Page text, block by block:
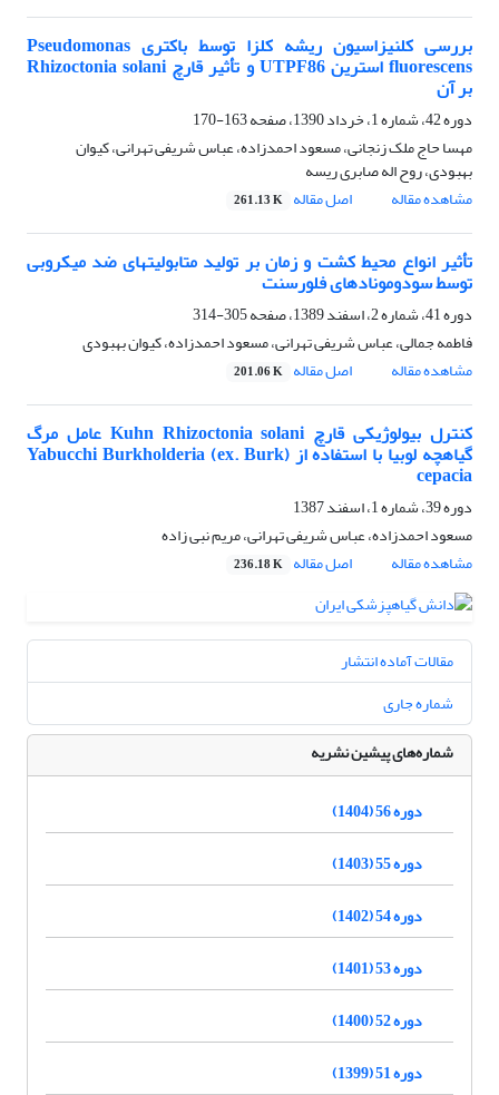
بررسی کلنیزاسیون ریشه کلزا توسط باکتری Pseudomonas
fluorescens استرین UTPF86 و تأثیر قارچ Rhizoctonia solani
بر آن
دوره 42، شماره 1، خرداد 1390، صفحه
163-170
مهسا حاج ملک زنجانی، مسعود احمدزاده، عباس شریفی تهرانی، کیوان
بهبودی، روح اله صابری ریسه
مشاهده مقاله
اصل مقاله 261.13 K
تأثیر انواع محیط کشت و زمان بر تولید متابولیت‎های ضد میکروبی
توسط سودومونادهای فلورسنت
دوره 41، شماره 2، اسفند 1389، صفحه
305-314
فاطمه جمالی، عباس شریفی تهرانی، مسعود احمدزاده، کیوان بهبودی
مشاهده مقاله
اصل مقاله 201.06 K
کنترل بیولوژیکی قارچ Kuhn Rhizoctonia solani عامل مرگ
گیاهچه لوبیا با استفاده از (ex. Burk) Yabucchi Burkholderia
cepacia
دوره 39، شماره 1، اسفند 1387
مسعود احمدزاده، عباس شریفی تهرانی، مریم نبی زاده
مشاهده مقاله
اصل مقاله 236.18 K
مقالات آماده انتشار
شماره جاری
شماره‌های پیشین نشریه
دوره 56 (1404)
دوره 55 (1403)
دوره 54 (1402)
دوره 53 (1401)
دوره 52 (1400)
دوره 51 (1399)